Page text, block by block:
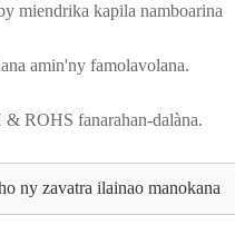
miendrika kapila namboarina
amin'ny famolavolana.
ROHS fanarahan-dalàna.
ny zavatra ilainao manokana